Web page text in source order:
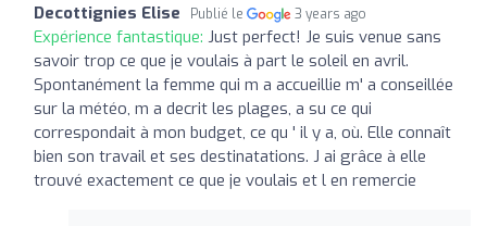
Decottignies Elise Publié le 3 years ago
Expérience fantastique: Just perfect! Je suis venue sans
savoir trop ce que je voulais à part le soleil en avril.
Spontanément la femme qui m a accueillie m' a conseillée
sur la météo, m a decrit les plages, a su ce qui
correspondait à mon budget, ce qu ' il y a, où. Elle connaît
bien son travail et ses destinatations. J ai grâce à elle
trouvé exactement ce que je voulais et l en remercie